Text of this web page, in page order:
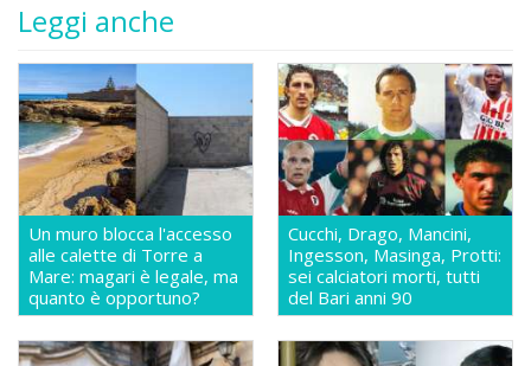
Leggi anche
Un muro blocca l'accesso
alle calette di Torre a
Mare: magari è legale, ma
quanto è opportuno?
Cucchi, Drago, Mancini,
Ingesson, Masinga, Protti:
sei calciatori morti, tutti
del Bari anni 90